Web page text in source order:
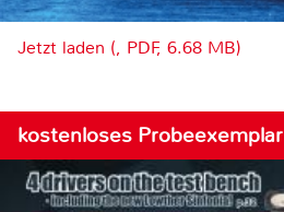
Jetzt laden (, PDF, 6.68 MB)
kostenloses Probeexemplar